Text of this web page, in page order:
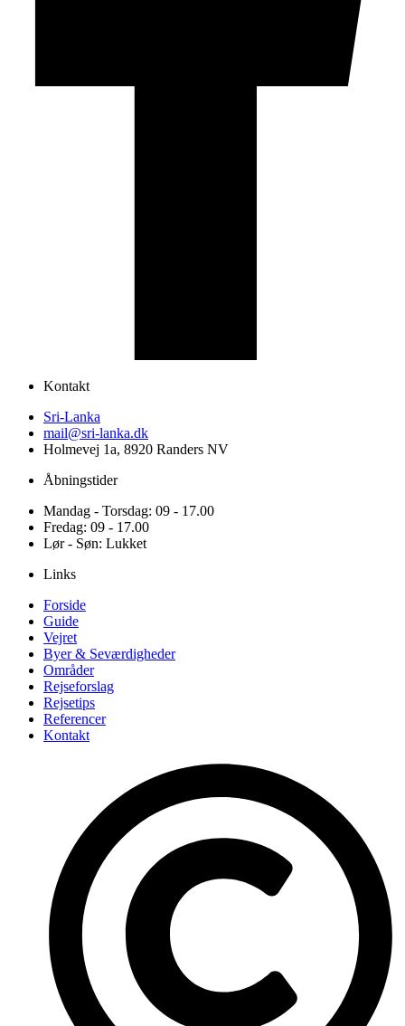
Kontakt
Sri-Lanka
mail@sri-lanka.dk
Holmevej 1a, 8920 Randers NV
Åbningstider
Mandag - Torsdag: 09 - 17.00
Fredag: 09 - 17.00
Lør - Søn: Lukket
Links
Forside
Guide
Vejret
Byer & Seværdigheder
Områder
Rejseforslag
Rejsetips
Referencer
Kontakt